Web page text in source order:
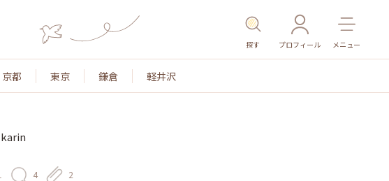
探す プロフィール メニュー
京都 東京 鎌倉 軽井沢
karin
4 2